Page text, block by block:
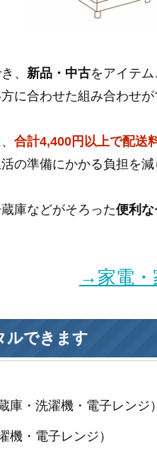
、 新品・中古をアイテム
に合わせた組み合わせが
合計4,400円以上で配送
の準備にかかる負担を減
庫などがそろった便利
→家電・
ルできます
庫・洗濯機・電子レンジ）
機・電子レンジ）